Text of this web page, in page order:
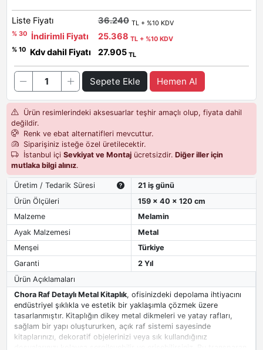
Liste Fiyatı 36.240 TL + %10 KDV
% 30
İndirimli Fiyatı 25.368 TL + %10 KDV
% 10
Kdv dahil Fiyatı 27.905 TL
Sepete Ekle Hemen Al
Ürün resimlerindeki aksesuarlar teşhir amaçlı olup, fiyata dahil
değildir.
Renk ve ebat alternatifleri mevcuttur.
Siparişiniz isteğe özel üretilecektir.
İstanbul içi Sevkiyat ve Montajücretsizdir. Diğer iller için
mutlaka bilgi alınız.
Üretim / Tedarik Süresi
21 iş günü
Ürün Ölçüleri
159 x 40 x 120 cm
Malzeme
Melamin
Ayak Malzemesi
Metal
Menşei
Türkiye
Garanti
2 Yıl
Ürün Açıklamaları
Chora Raf Detaylı Metal Kitaplık, ofisinizdeki depolama ihtiyacını
endüstriyel şıklıkla ve estetik bir yaklaşımla çözmek üzere
tasarlanmıştır. Kitaplığın dikey metal dikmeleri ve yatay rafları,
sağlam bir yapı oluştururken, açık raf sistemi sayesinde
kitaplarınızı, dekoratif objelerinizi veya sık kullandığınız